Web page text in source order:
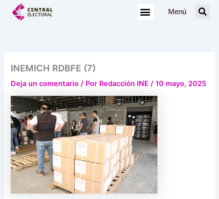
Menú
INEMICH RDBFE (7)
Deja un comentario / Por Redacción INE/10 mayo, 2025